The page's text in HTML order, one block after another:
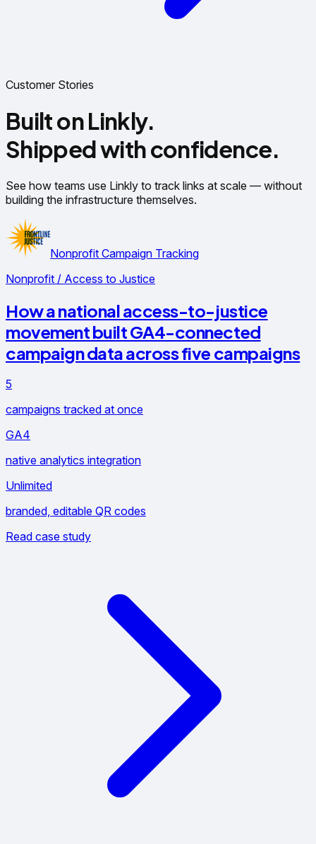
Customer Stories
Built on Linkly.
Shipped with confidence.
See how teams use Linkly to track links at scale — without
building the infrastructure themselves.
Nonprofit Campaign Tracking
Nonprofit / Access to Justice
How a national access-to-justice
movement built GA4-connected
campaign data across five campaigns
5
campaigns tracked at once
GA4
native analytics integration
Unlimited
branded, editable QR codes
Read case study